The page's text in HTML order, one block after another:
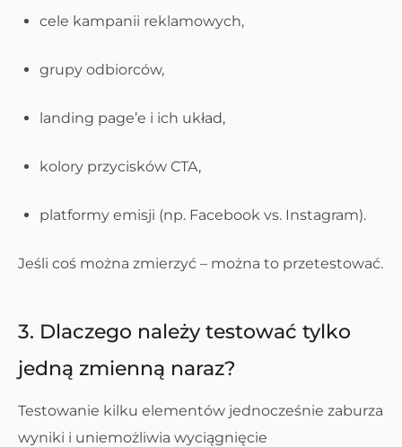
cele kampanii reklamowych,
grupy odbiorców,
landing page’e i ich układ,
kolory przycisków CTA,
platformy emisji (np. Facebook vs. Instagram).
Jeśli coś można zmierzyć – można to przetestować.
3. Dlaczego należy testować tylko
jedną zmienną naraz?
Testowanie kilku elementów jednocześnie zaburza
wyniki i uniemożliwia wyciągnięcie